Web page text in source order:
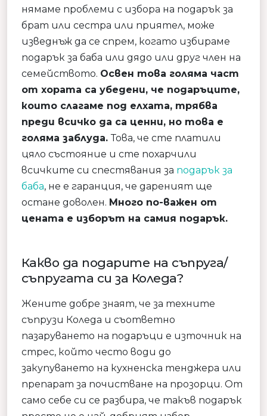
нямаме проблеми с избора на подарък за
брат или сестра или приятел, може
изведнъж да се спрем, когато избираме
подарък за баба или дядо или друг член на
семейството. Освен това голяма част
от хората са убедени, че подаръците,
които слагаме под елхата, трябва
преди всичко да са ценни, но това е
голяма заблуда.Това, че сте платили
цяло състояние и сте похарчили
всичките си спестявания за подарък за
баба, не е гаранция, че дареният ще
остане доволен. Много по-важен от
цената е изборът на самия подарък.
Какво да подарите на съпруга/
съпругата си за Коледа?
Жените добре знаят, че за техните
съпрузи Коледа и съответно
пазаруването на подаръци е източник на
стрес, който често води до
закупуването на кухненска тенджера или
препарат за почистване на прозорци. От
само себе си се разбира, че такъв подарък